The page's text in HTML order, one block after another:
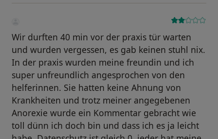
Wir durften 40 min vor der praxis tür warten
und wurden vergessen, es gab keinen stuhl nix.
In der praxis wurden meine freundin und ich
super unfreundlich angesprochen von den
helferinnen. Sie hatten keine Ahnung von
Krankheiten und trotz meiner angegebenen
Anorexie wurde ein Kommentar gebracht wie
toll dünn ich doch bin und dass ich es ja leicht